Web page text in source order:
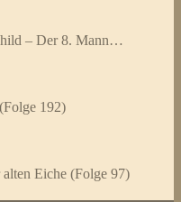
– Der 8. Mann…
192)
Eiche (Folge 97)